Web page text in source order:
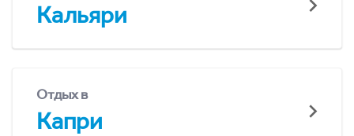
Кальяри
Отдых в
Капри